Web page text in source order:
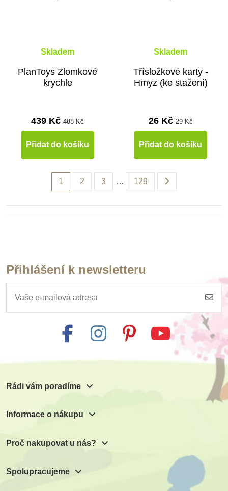
Skladem
PlanToys Zlomkové
krychle
439 Kč 488 Kč
Přidat do košíku
Skladem
Třísložkové karty -
Hmyz (ke stažení)
26 Kč29 Kč
Přidat do košíku
1 2 3 … 129
Přihlášení k newsletteru
Rádi vám poradíme
Informace o nákupu
Proč nakupovat u nás?
Spolupracujeme